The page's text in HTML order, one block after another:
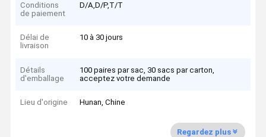
Conditions
de paiement
D/A,D/P,T/T
Délai de
livraison
10 à 30 jours
Détails
d'emballage
100 paires par sac, 30 sacs par carton,
acceptez votre demande
Lieu d'origine Hunan, Chine
Regardez plus